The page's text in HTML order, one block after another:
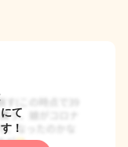
にて
！